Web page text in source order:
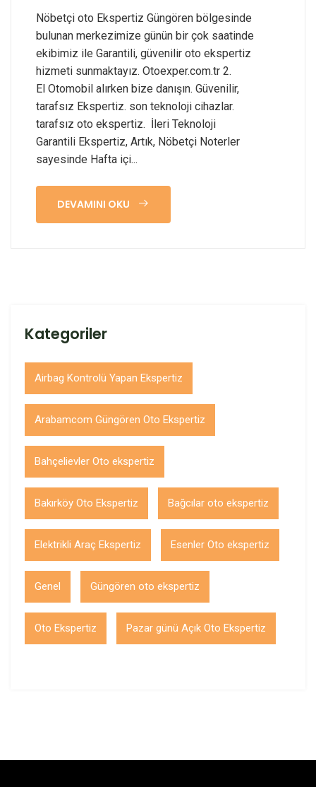
Nöbetçi oto Ekspertiz Güngören bölgesinde
bulunan merkezimize günün bir çok saatinde
ekibimiz ile Garantili, güvenilir oto ekspertiz
hizmeti sunmaktayız. Otoexper.com.tr 2.
El Otomobil alırken bize danışın. Güvenilir,
tarafsız Ekspertiz. son teknoloji cihazlar.
tarafsız oto ekspertiz. İleri Teknoloji
Garantili Ekspertiz, Artık, Nöbetçi Noterler
sayesinde Hafta içi...
DEVAMINI OKU
Kategoriler
Airbag Kontrolü Yapan Ekspertiz
Arabamcom Güngören Oto Ekspertiz
Bahçelievler Oto ekspertiz
Bakırköy Oto Ekspertiz Bağcılar oto ekspertiz
Elektrikli Araç Ekspertiz Esenler Oto ekspertiz
Genel Güngören oto ekspertiz
Oto Ekspertiz Pazar günü Açık Oto Ekspertiz